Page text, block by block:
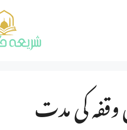
کی مدت